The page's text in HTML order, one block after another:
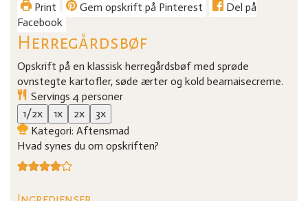
Print Gem opskrift på Pinterest
Del på
Facebook
Herregårdsbøf
Opskrift på en klassisk herregårdsbøf med sprøde
ovnstegte kartofler, søde ærter og kold bearnaisecreme.
Servings4 personer
1/2x
1x 2x
3x
Kategori: Aftensmad
Hvad synes du om opskriften?